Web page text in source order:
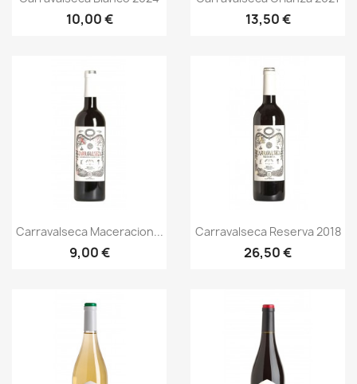
10,00 € 13,50 €
Aperçu rapide
Carravalseca Maceracion...
9,00 €
Aperçu rapide
Carravalseca Reserva 2018
26,50 €